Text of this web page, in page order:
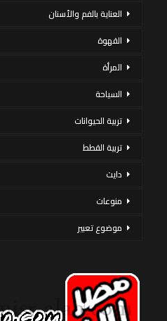
العناية بالفم والأسنان
القهوة
المرأة
السياحة
تربية الحيوانات
تربية القطط
دايت
منوعات
موضوع تعبير